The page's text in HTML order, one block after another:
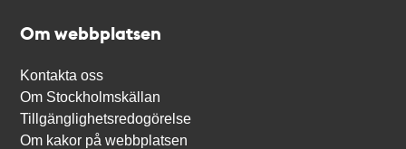
Om webbplatsen
Kontakta oss
Om Stockholmskällan
Tillgänglighetsredogörelse
Om kakor på webbplatsen